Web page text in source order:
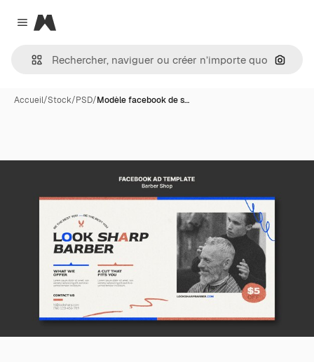
Close menu
Magnific
Accueil/Stock/PSD/Modèle facebook de s…